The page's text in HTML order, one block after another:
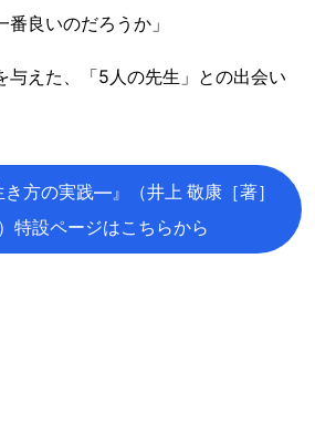
番良いのだろうか」
与えた、「5人の先生」との出会い
方の実践—』（井上 敬康［著］
特設ページはこちらから